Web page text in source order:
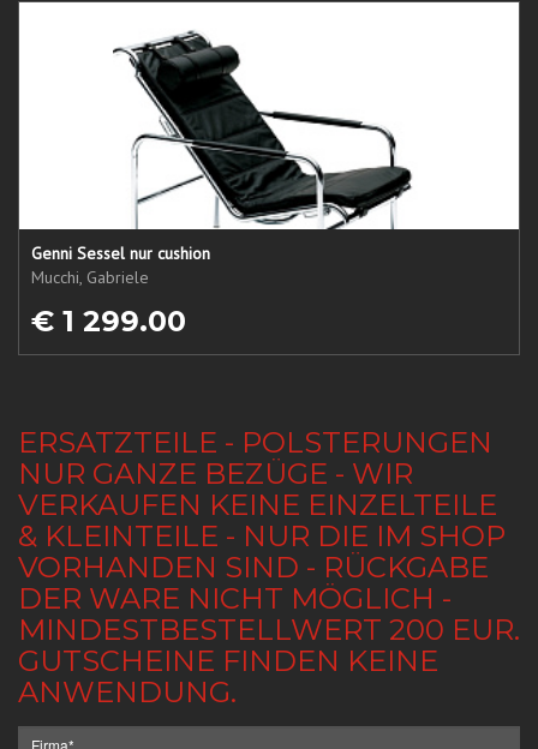
Genni Sessel nur cushion
Mucchi, Gabriele
€ 1 299.00
ERSATZTEILE - POLSTERUNGEN
NUR GANZE BEZÜGE - WIR
VERKAUFEN KEINE EINZELTEILE
& KLEINTEILE - NUR DIE IM SHOP
VORHANDEN SIND - RÜCKGABE
DER WARE NICHT MÖGLICH -
MINDESTBESTELLWERT 200 EUR.
GUTSCHEINE FINDEN KEINE
ANWENDUNG.